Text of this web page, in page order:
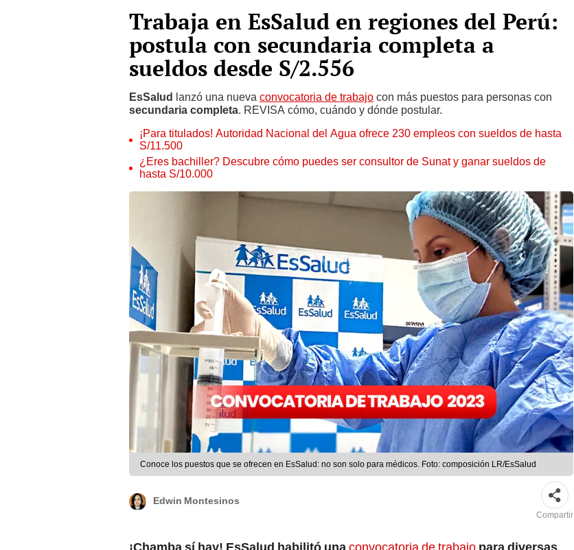
Trabaja en EsSalud en regiones del Perú:
postula con secundaria completa a
sueldos desde S/2.556
EsSalud lanzó una nueva convocatoria de trabajo con más puestos para personas con
secundaria completa. REVISA cómo, cuándo y dónde postular.
¡Para titulados! Autoridad Nacional del Agua ofrece 230 empleos con sueldos de hasta
S/11.500
¿Eres bachiller? Descubre cómo puedes ser consultor de Sunat y ganar sueldos de
hasta S/10.000
Conoce los puestos que se ofrecen en EsSalud: no son solo para médicos. Foto: composición LR/EsSalud
Edwin Montesinos
Compartir